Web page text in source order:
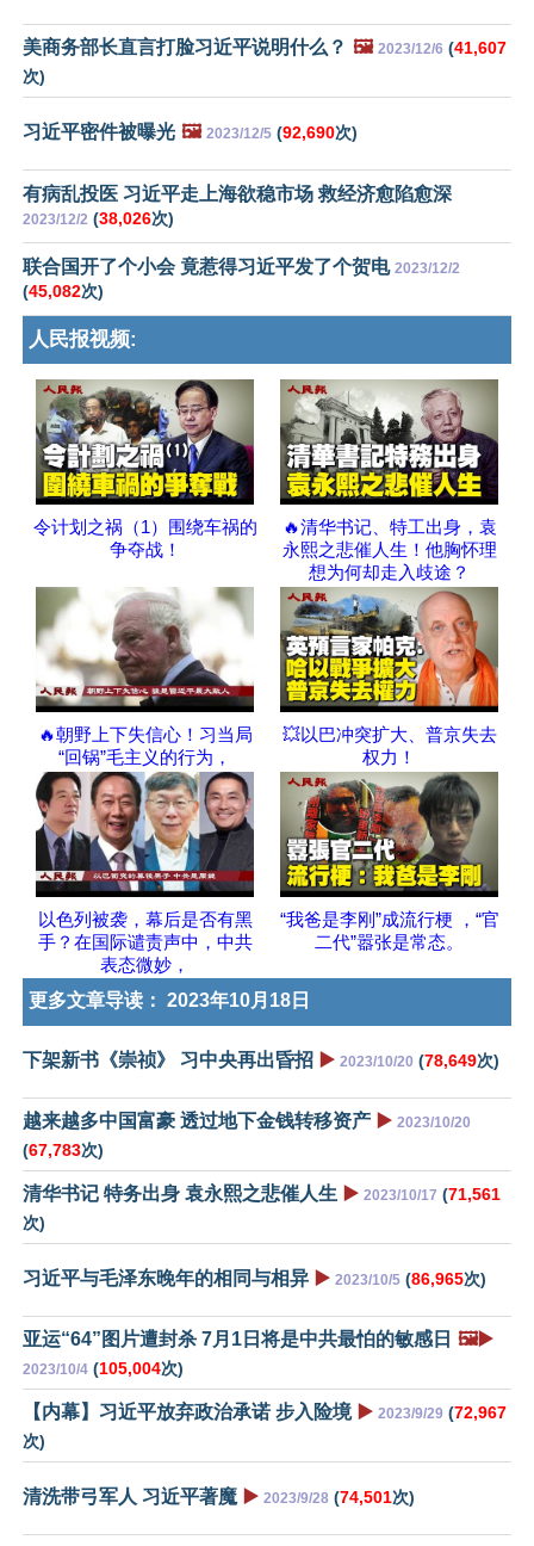
美商务部长直言打脸习近平说明什么？ 🖼️ 2023/12/6 (41,607
次)
习近平密件被曝光 🖼️ 2023/12/5 (92,690次)
有病乱投医 习近平走上海欲稳市场 救经济愈陷愈深
2023/12/2 (38,026次)
联合国开了个小会 竟惹得习近平发了个贺电 2023/12/2
(45,082次)
人民报视频:
令计划之祸（1）围绕车祸的
争夺战！
🔥清华书记、特工出身，袁
永熙之悲催人生！他胸怀理
想为何却走入歧途？
🔥朝野上下失信心！习当局
“回锅”毛主义的行为，
💥以巴冲突扩大、普京失去
权力！
以色列被袭，幕后是否有黑
手？在国际谴责声中，中共
表态微妙，
“我爸是李刚”成流行梗 ，“官
二代”嚣张是常态。
更多文章导读： 2023年10月18日
下架新书《崇祯》 习中央再出昏招 ▶️ 2023/10/20 (78,649次)
越来越多中国富豪 透过地下金钱转移资产 ▶️ 2023/10/20
(67,783次)
清华书记 特务出身 袁永熙之悲催人生 ▶️ 2023/10/17 (71,561
次)
习近平与毛泽东晚年的相同与相异 ▶️ 2023/10/5 (86,965次)
亚运“64”图片遭封杀 7月1日将是中共最怕的敏感日 🖼️▶️
2023/10/4 (105,004次)
【内幕】习近平放弃政治承诺 步入险境 ▶️ 2023/9/29 (72,967
次)
清洗带弓军人 习近平著魔 ▶️ 2023/9/28 (74,501次)